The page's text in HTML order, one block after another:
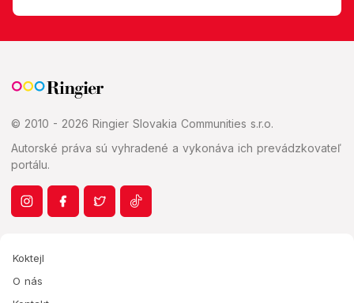
© 2010 - 2026 Ringier Slovakia Communities s.r.o.
Autorské práva sú vyhradené a vykonáva ich prevádzkovateľ
portálu.
Koktejl
O nás